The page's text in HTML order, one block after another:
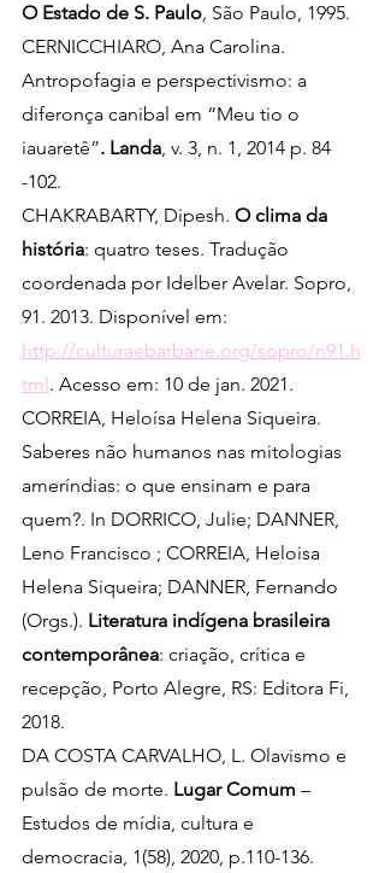
O Estado de S. Paulo, São Paulo, 1995.
CERNICCHIARO, Ana Carolina.
Antropofagia e perspectivismo: a
diferonça canibal em “Meu tio o
iauaretê”. Landa, v. 3, n. 1, 2014 p. 84
-102.
CHAKRABARTY, Dipesh. O clima da
história: quatro teses. Tradução
coordenada por Idelber Avelar. Sopro,
91. 2013. Disponível em:
http://culturaebarbarie.org/sopro/n91.h
tml. Acesso em: 10 de jan. 2021.
CORREIA, Heloísa Helena Siqueira.
Saberes não humanos nas mitologias
ameríndias: o que ensinam e para
quem?. In DORRICO, Julie; DANNER,
Leno Francisco ; CORREIA, Heloisa
Helena Siqueira; DANNER, Fernando
(Orgs.). Literatura indígena brasileira
contemporânea: criação, crítica e
recepção, Porto Alegre, RS: Editora Fi,
2018.
​​DA COSTA CARVALHO, L. Olavismo e
pulsão de morte. Lugar Comum –
Estudos de mídia, cultura e
democracia, 1(58), 2020, p.110-136.